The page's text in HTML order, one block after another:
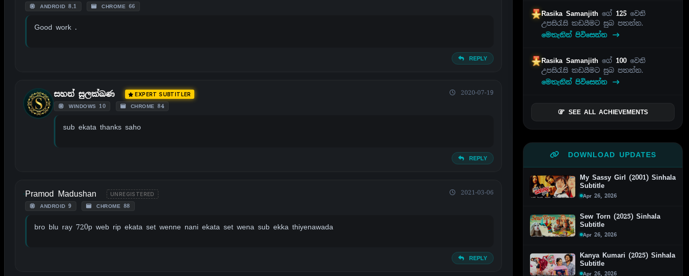
ANDROID 8.1 CHROME 66
Good work .
REPLY
සහන් සුලක්ඛණ EXPERT SUBTITLER
WINDOWS 10 CHROME 84
2020-07-19
sub ekata thanks saho
REPLY
Pramod Madushan UNREGISTERED
ANDROID 9 CHROME 88
2021-03-06
bro blu ray 720p web rip ekata set wenne nani ekata set wena sub ekka thiyenawada
REPLY
Rasika Samanjithගේ 125 වෙනි
උපසිරැසි කඩයීමට සුබ පතන්න.
මෙතැනින් පිවිසෙන්න
Rasika Samanjithගේ 100වෙනි
උපසිරැසි කඩයීමට සුබ පතන්න.
මෙතැනින් පිවිසෙන්න
SEE ALL ACHIEVEMENTS
DOWNLOAD UPDATES
My Sassy Girl (2001) Sinhala
Subtitle
Apr 26, 2026
Sew Torn (2025) Sinhala
Subtitle
Apr 26, 2026
Kanya Kumari (2025) Sinhala
Subtitle
Apr 26, 2026